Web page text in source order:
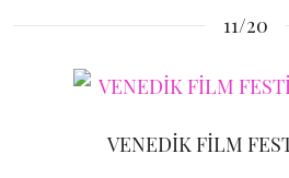
11/20
VENEDİK FİLM